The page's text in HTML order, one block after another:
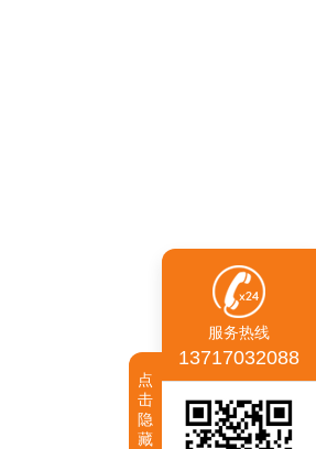
服务热线
13717032088
点
击
隐
藏